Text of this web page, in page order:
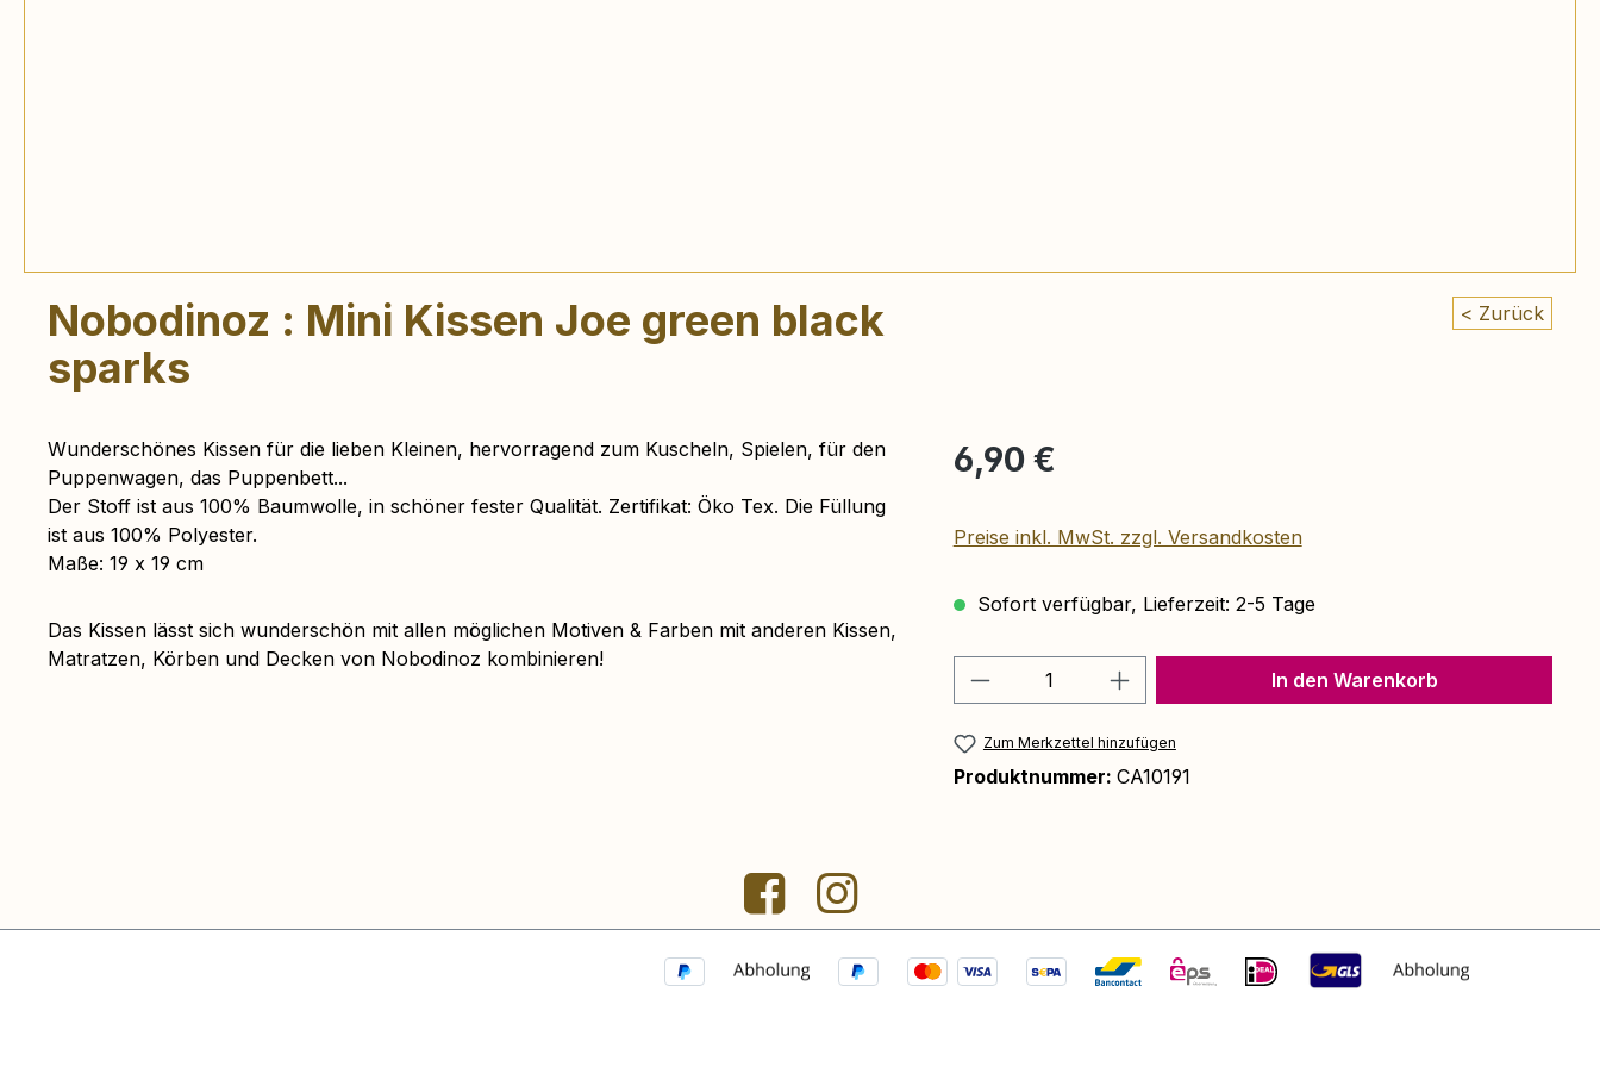
Nobodinoz : Mini Kissen Joe green black
sparks
< Zurück
Wunderschönes Kissen für die lieben Kleinen, hervorragend zum Kuscheln, Spielen, für den
Puppenwagen, das Puppenbett...
Der Stoff ist aus 100% Baumwolle, in schöner fester Qualität. Zertifikat: Öko Tex. Die Füllung
ist aus 100% Polyester.
Maße: 19 x 19 cm
Das Kissen lässt sich wunderschön mit allen möglichen Motiven & Farben mit anderen Kissen,
Matratzen, Körben und Decken von Nobodinoz kombinieren!
Regulärer Preis:
6,90 €
Preise inkl. MwSt. zzgl. Versandkosten
Sofort verfügbar, Lieferzeit: 2-5 Tage
Produkt Anzahl: Gib den gewünschten Wert
In den Warenkorb
Zum Merkzettel hinzufügen
Produktnummer: CA10191